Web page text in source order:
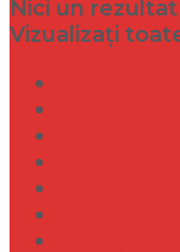
Nici un rezultat
Vizualizați